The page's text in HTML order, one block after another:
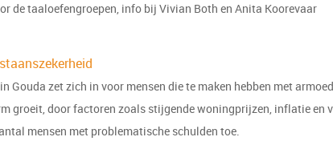
de taaloefengroepen, info bij Vivian Both en Anita Koorevaar
Gouda zet zich in voor mensen die te maken hebben met
groeit, door factoren zoals stijgende woningprijzen, inflatie en
mensen met problematische schulden toe.